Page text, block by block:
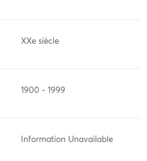
XXe siècle
1900 - 1999
Information Unavailable